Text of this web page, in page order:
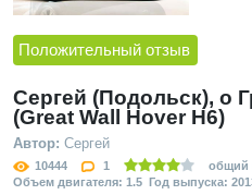
Положительный отзыв
Сергей (Подольск), о
(Great Wall Hover H6)
Автор: Сергей
10444 1
общий
Объем двигателя: 1.5 Год выпуска: